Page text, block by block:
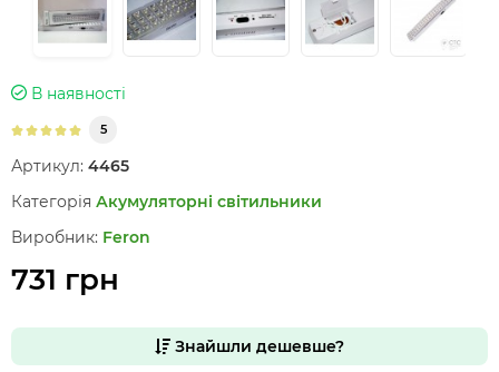
В наявності
5
Артикул: 4465
Категорія Акумуляторні світильники
Виробник: Feron
731 грн
Знайшли дешевше?